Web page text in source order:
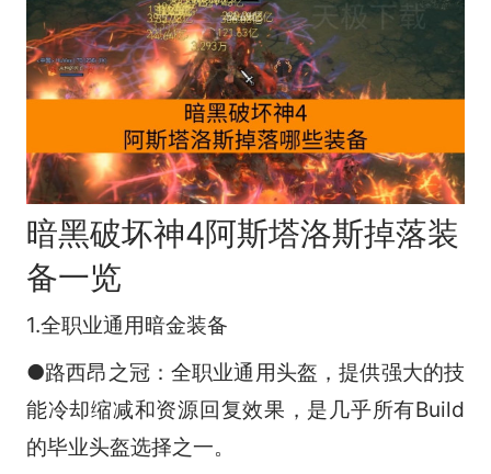
暗黑破坏神4阿斯塔洛斯掉落装
备一览
1.全职业通用暗金装备
●路西昂之冠：全职业通用头盔，提供强大的技
能冷却缩减和资源回复效果，是几乎所有Build
的毕业头盔选择之一。